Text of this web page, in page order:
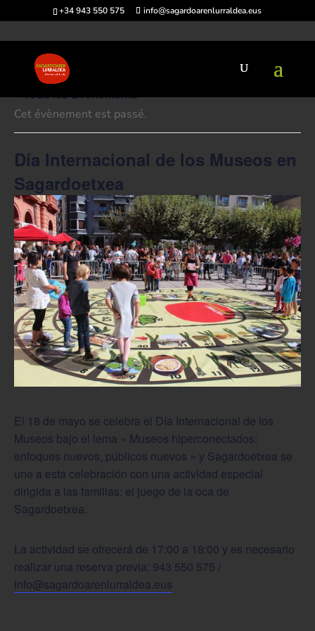
+34 943 550 575 info@sagardoarenlurraldea.eus
« Tous les Évènements
Cet évènement est passé.
Día Internacional de los Museos en
Sagardoetxea
El 18 de mayo se celebra el Día Internacional de los
Museos bajo el lema « Museos hiperconectados:
enfoques nuevos, públicos nuevos » y Sagardoetxea se
une a esta celebración con una actividad especial
dirigida a las familias: el juego de la oca de
Sagardoetxea.
La actividad se ofrecerá de 17:00 a 18:00 y es necesario
realizar una reserva previa: 943 550 575 /
info@sagardoarenlurraldea.eus